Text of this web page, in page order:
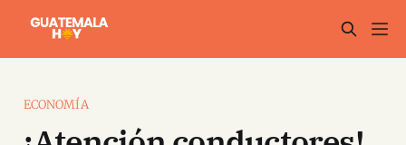
ECONOMÍA